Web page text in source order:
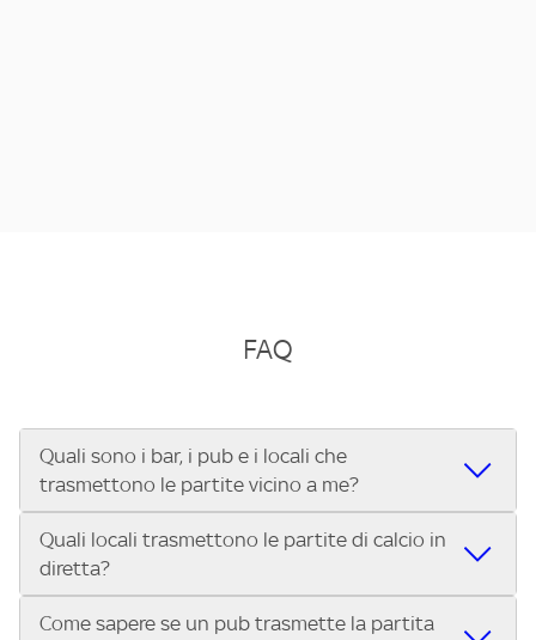
FAQ
Quali sono i bar, i pub e i locali che
trasmettono le partite vicino a me?
Se cerchi un bar, pub, ristorante o locale vicino a te per
vedere le partite di Serie A ENILIVE, la Serie C Sky Wifi, la
UEFA Champions League, la UEFA Europa League, la UEFA
Conference League, il Tennis, la Formula 1®, la MotoGP™ e
Quali locali trasmettono le partite di calcio in
diretta?
Vuoi sapere quali bar, pub o ristoranti mostrano le partite
Come sapere se un pub trasmette la partita